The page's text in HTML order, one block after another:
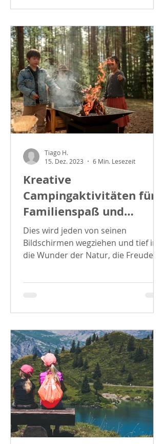
Kreative
Campingaktivitäten für
Familienspaß und
Gemeinschaft
Dies wird jeden von seinen
Bildschirmen wegziehen und tief in
die Wunder der Natur, die Freude
familiärer...
Tiago H.
15. Dez. 2023
6 Min. Lesezeit